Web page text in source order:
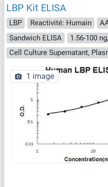
LBP Kit ELISA
LBP Reactivité: Humain
Sandwich ELISA
1.56-100
1 image